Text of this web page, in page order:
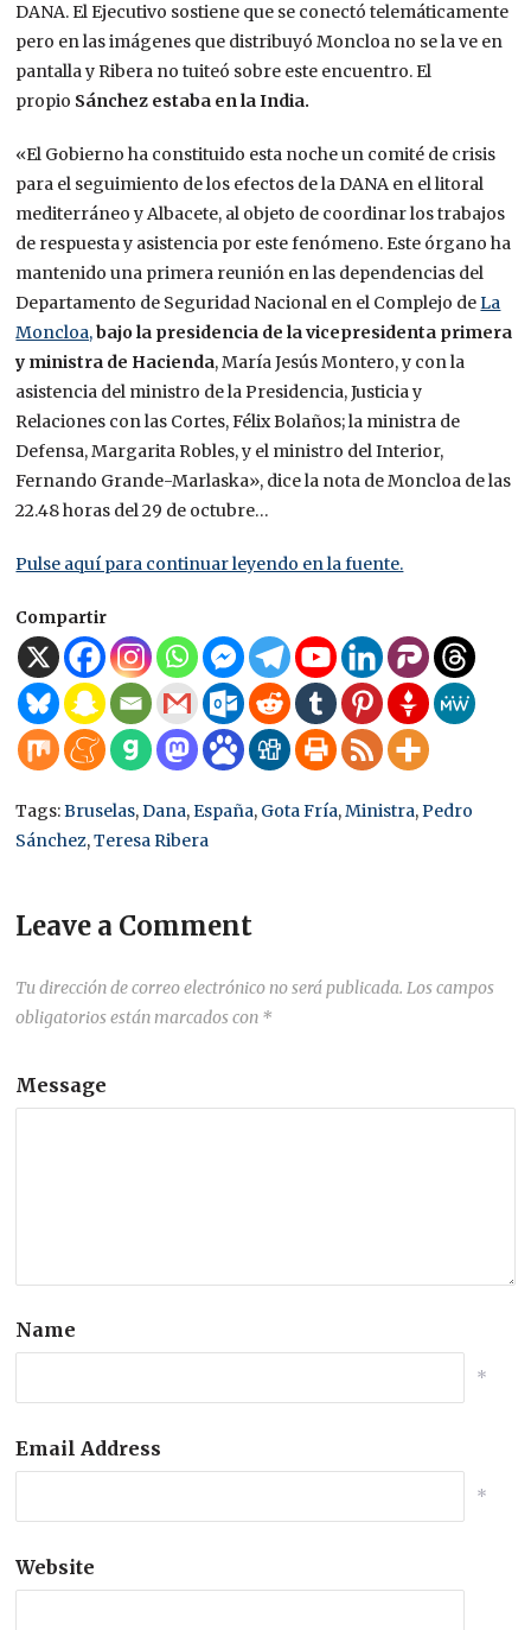
DANA. El Ejecutivo sostiene que se conectó telemáticamente
pero en las imágenes que distribuyó Moncloa no se la ve en
pantalla y Ribera no tuiteó sobre este encuentro. El
propio Sánchez estaba en la India.
«El Gobierno ha constituido esta noche un comité de crisis
para el seguimiento de los efectos de la DANA en el litoral
mediterráneo y Albacete, al objeto de coordinar los trabajos
de respuesta y asistencia por este fenómeno. Este órgano ha
mantenido una primera reunión en las dependencias del
Departamento de Seguridad Nacional en el Complejo deLa
Moncloa,bajo la presidencia de la vicepresidenta primera
y ministra de Hacienda, María Jesús Montero, y con la
asistencia del ministro de la Presidencia, Justicia y
Relaciones con las Cortes, Félix Bolaños; la ministra de
Defensa, Margarita Robles, y el ministro del Interior,
Fernando Grande-Marlaska», dice la nota de Moncloa de las
22.48 horas del 29 de octubre…
Pulse aquí para continuar leyendo en la fuente.
Compartir
Tags:Bruselas,Dana,España, Gota Fría,Ministra,Pedro
Sánchez,Teresa Ribera
Leave a Comment
Tu dirección de correo electrónico no será publicada. Los campos
obligatorios están marcados con *
Message
Name
*
Email Address
*
Website